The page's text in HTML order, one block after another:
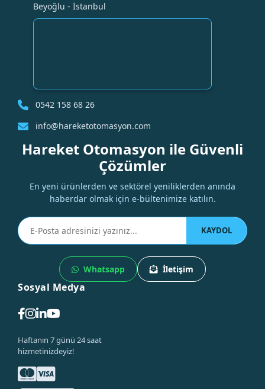
Beyoğlu - İstanbul
0542 158 68 26
info@hareketotomasyon.com
Hareket Otomasyon ile Güvenli
Çözümler
En yeni ürünlerden ve sektörel yeniliklerden anında
haberdar olmak için e-bültenimize katılın.
KAYDOL
Whatsapp İletişim
Sosyal Medya
Haftanın 7 günü 24 saat
hizmetinizdeyiz!